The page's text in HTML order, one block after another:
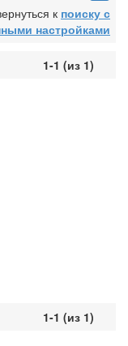
к поиску с
настройками
1-1 (из 1)
1-1 (из 1)